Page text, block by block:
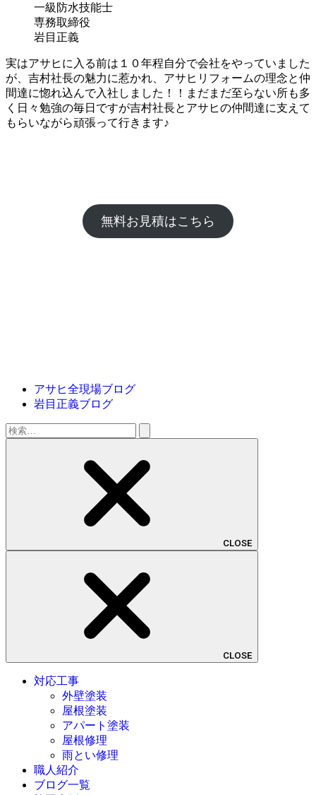
一級防水技能士
専務取締役
岩目正義
実はアサヒに入る前は１０年程自分で会社をやっていました
が、 吉村社長の魅力に惹かれ、 アサヒリフォームの理念と仲
間達に惚れ込んで入社しました！！まだまだ至らない所も多
く日々勉強の毎日ですが吉村社長と アサヒの仲間達に支えて
もらいながら頑張って行きます♪
無料お見積はこちら
アサヒ全現場ブログ
岩目正義ブログ
検
索:
CLOSE
CLOSE
対応工事
外壁塗装
屋根塗装
アパート塗装
屋根修理
雨とい修理
職人紹介
ブログ一覧